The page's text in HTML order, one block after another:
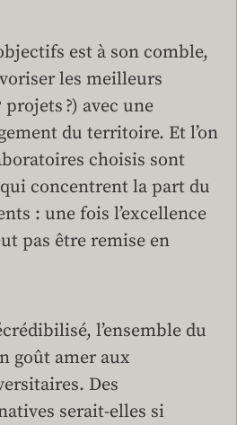
est à son comble,
les meilleurs
?) avec une
du territoire. Et l’on
choisis sont
concentrent la part du
: une fois l’excellence
pas être remise en
l’ensemble du
goût amer aux
Des
serait-elles si